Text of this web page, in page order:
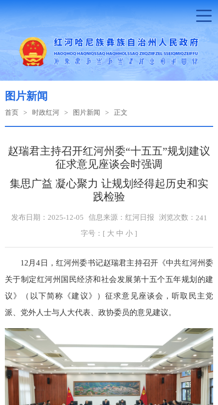
图片新闻
首页 > 时政红河 > 图片新闻 > 正文
赵瑞君主持召开红河州委“十五五”规划建议
征求意见座谈会时强调
集思广益 凝心聚力 让规划经得起历史和实
践检验
发布日期：2025-12-05 信息来源：红河日报 浏览次数： 241
字号：[ 大 中 小 ]
12月4日，红河州委书记赵瑞君主持召开《中共红河州委
关于制定红河州国民经济和社会发展第十五个五年规划的建
议》（以下简称《建议》）征求意见座谈会，听取民主党
派、党外人士与人大代表、政协委员的意见建议。